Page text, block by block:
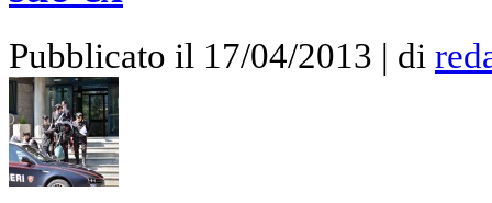
Pubblicato il 17/04/2013 | di